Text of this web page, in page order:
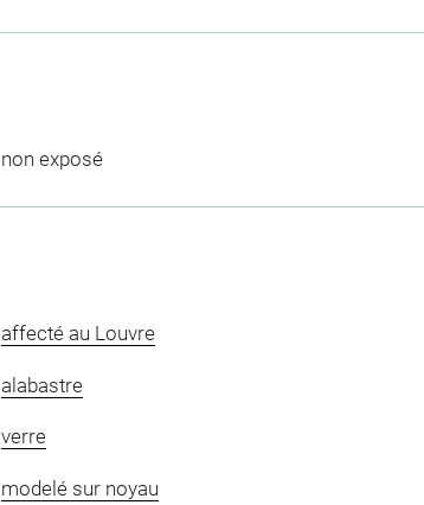
non exposé
affecté au Louvre
alabastre
verre
modelé sur noyau